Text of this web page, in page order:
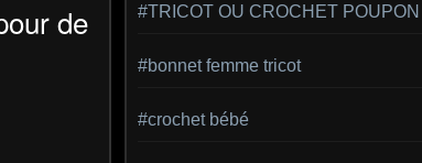
de
#TRICOT OU CROCHET POUPON
#bonnet femme tricot
#crochet bébé